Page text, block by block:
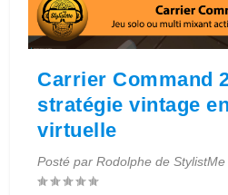
Carrier Command
stratégie vintage
virtuelle
Posté parRodolphe de StylistMe